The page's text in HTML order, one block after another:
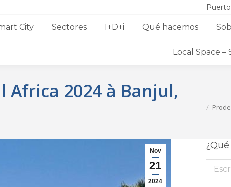
City Sectores I+D+i Qué hacemos
Local Space –
2024 à Banjul,
Nov
21
2024